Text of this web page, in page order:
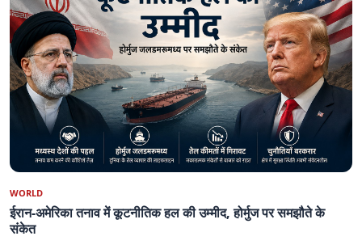
WORLD
ईरान-अमेरिका तनाव में कूटनीतिक हल की उम्मीद, होर्मुज पर समझौते के
संकेत